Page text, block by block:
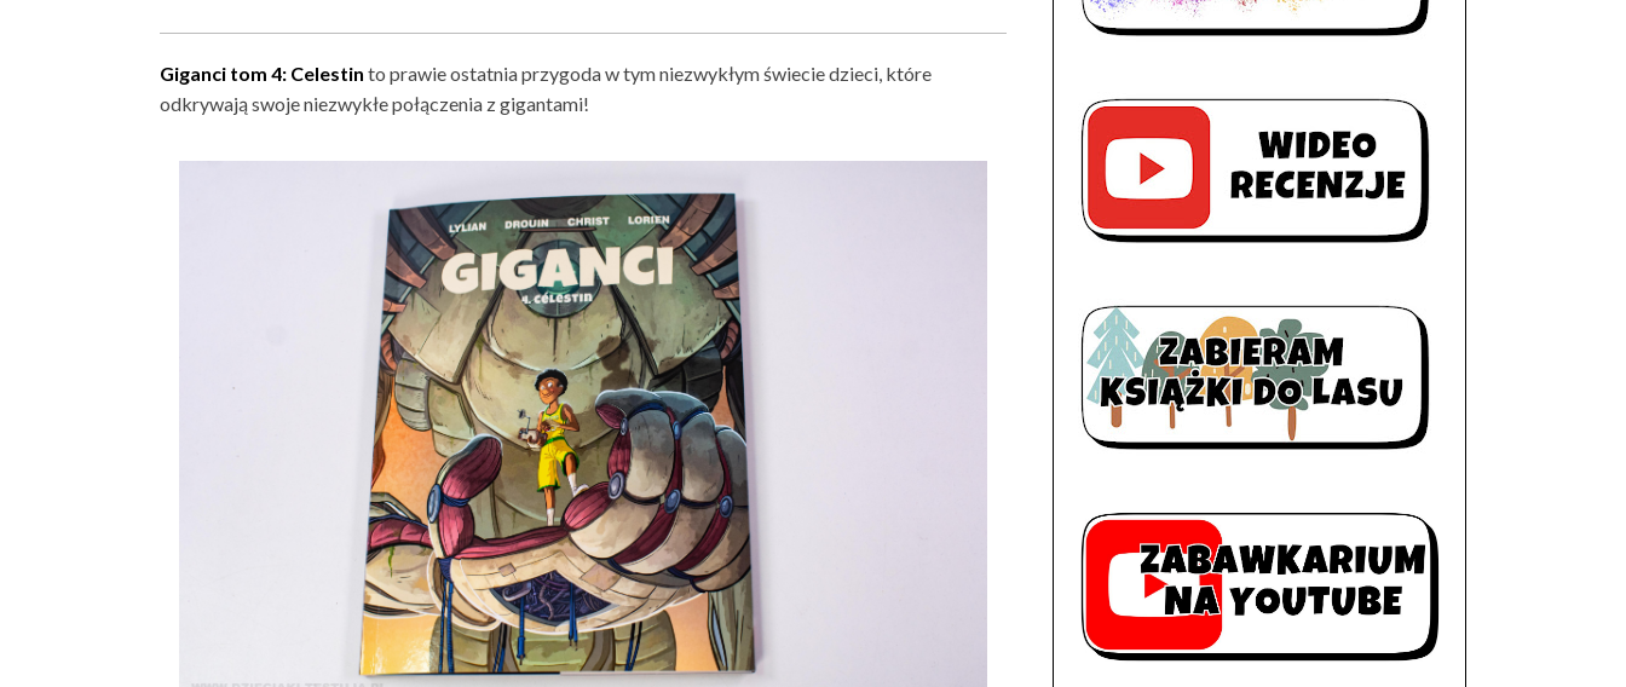
Giganci tom 4: Celestin to prawie ostatnia przygoda w tym niezwykłym świecie dzieci, które
odkrywają swoje niezwykłe połączenia z gigantami!